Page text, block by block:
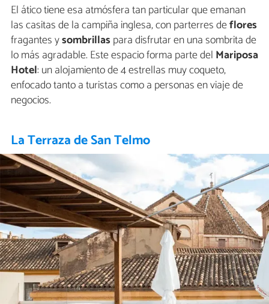
El ático tiene esa atmósfera tan particular que emanan
las casitas de la campiña inglesa, con parterres deflores
fragantes ysombrillas para disfrutar en una sombrita de
lo más agradable. Este espacio forma parte del Mariposa
Hotel: un alojamiento de 4 estrellas muy coqueto,
enfocado tanto a turistas como a personas en viaje de
negocios.
La Terraza de San Telmo